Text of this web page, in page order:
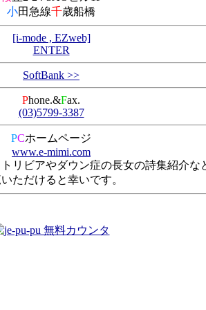
小田急線千歳船橋
[i-mode , EZweb]
ENTER
SoftBank >>
Phone.&Fax.
(03)5799-3387
PCホームページ
www.e-mimi.com
リビアやダウン症の長女の詩集紹介な
ただけると幸いです。